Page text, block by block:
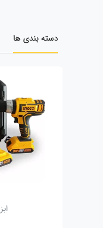
دسته بندی ها